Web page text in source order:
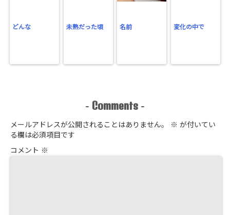
どんな 未熟だった頃 名前 変化の中で
- Comments -
メールアドレスが公開されることはありません。 ※ が付いてい
る欄は必須項目です
コメント ※